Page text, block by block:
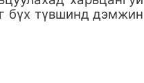
бүх түвшинд дэмжин